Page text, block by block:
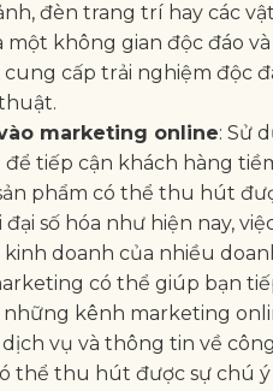
đèn trang trí hay các
một không gian độc đáo
cấp trải nghiệm độc
marketing online: Sử
tiếp cận khách hàng
phẩm có thể thu hút
đại số hóa như hiện nay,
doanh của nhiều
có thể giúp bạn
kênh marketing
dịch vụ và thông tin về
thể thu hút được sự chú